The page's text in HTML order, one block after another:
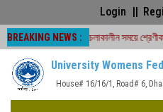
Login
BREAKING NEWS :
-২০২৬ চলাকালীন সময়ে শ্রেণীকার্যক্রম বন্ধ
University Womens
House# 16/16/1, Road# 6,